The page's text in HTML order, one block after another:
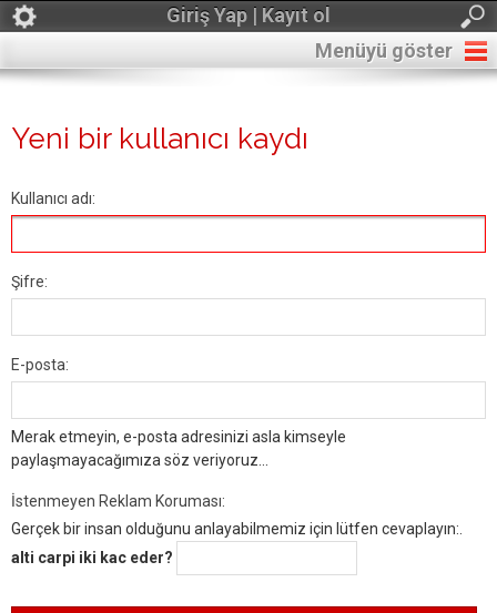
Giriş Yap | Kayıt ol
Menüyü göster
Yeni bir kullanıcı kaydı
Kullanıcı adı:
Şifre:
E-posta:
Merak etmeyin, e-posta adresinizi asla kimseyle
paylaşmayacağımıza söz veriyoruz...
İstenmeyen Reklam Koruması:
Gerçek bir insan olduğunu anlayabilmemiz için lütfen cevaplayın:.
alti carpi iki kac eder?